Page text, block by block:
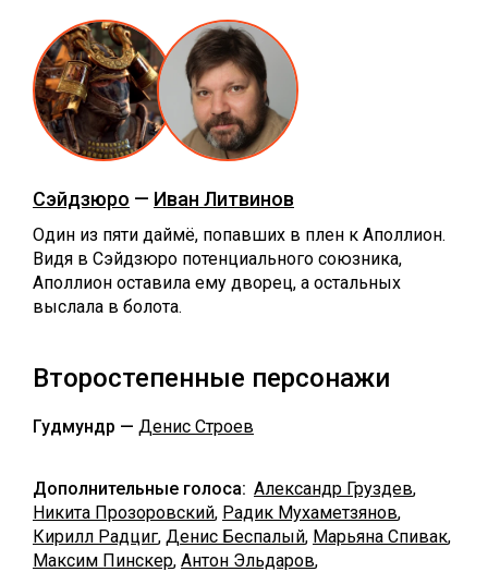
Сэйдзюро — Иван Литвинов
Один из пяти даймё, попавших в плен к Аполлион.
Видя в Сэйдзюро потенциального союзника,
Аполлион оставила ему дворец, а остальных
выслала в болота.
Второстепенные персонажи
Гудмундр — Денис Строев
Дополнительные голоса: Александр Груздев,
Никита Прозоровский, Радик Мухаметзянов,
Кирилл Радциг, Денис Беспалый, Марьяна Спивак,
Максим Пинскер, Антон Эльдаров,